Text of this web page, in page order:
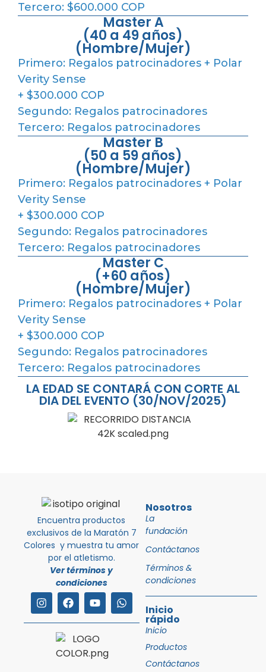
Tercero: $600.000 COP
Master A
(40 a 49 años)
(Hombre/Mujer)
Primero: Regalos patrocinadores + Polar
Verity Sense
+ $300.000 COP
Segundo: Regalos patrocinadores
Tercero: Regalos patrocinadores
Master B
(50 a 59 años)
(Hombre/Mujer)
Primero: Regalos patrocinadores + Polar
Verity Sense
+ $300.000 COP
Segundo: Regalos patrocinadores
Tercero: Regalos patrocinadores
Master C
(+60 años)
(Hombre/Mujer)
Primero: Regalos patrocinadores + Polar
Verity Sense
+ $300.000 COP
Segundo: Regalos patrocinadores
Tercero: Regalos patrocinadores
LA EDAD SE CONTARÁ CON CORTE AL
DIA DEL EVENTO (30/NOV/2025)
Encuentra productos
exclusivos de la Maratón 7
Colores y muestra tu amor
por el atletismo.
Ver términos y
condiciones
Nosotros
La
fundación
Contáctanos
Términos &
condiciones
Inicio
rápido
Inicio
Productos
Contáctanos